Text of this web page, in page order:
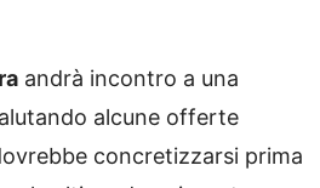
andrà incontro a una
alcune offerte
concretizzarsi prima